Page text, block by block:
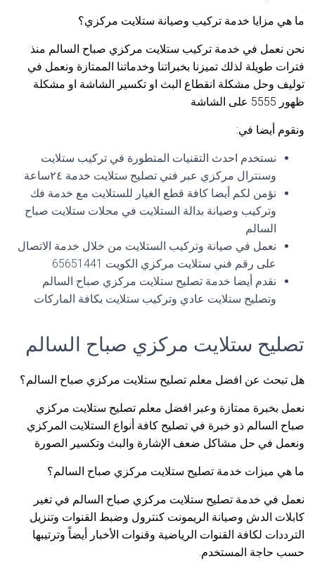
ما هي مزايا خدمة تركيب وصيانة ستلايت مركزي؟
نحن نعمل في خدمة تركيب ستلايت مركزي صباح السالم منذ
فترات طويلة لذلك تميزنا بخبراتنا وخدماتنا الممتازة ونعمل في
توليف وحل مشكلة انقطاع البث او تكسير الشاشة او مشكلة
ظهور 5555 على الشاشة
ونقوم أيضا في:
نستخدم احدث التقنيات المتطورة في تركيب ستلايت
وسنترال مركزي عبر فني تصليح ستلايت خدمة ٢٤ساعة
نؤمن لكم أيضا كافة قطع الغيار للستلايت مع خدمة فك
وتركيب وصيانة بدالة الستلايت في محلات ستلايت صباح
السالم
نعمل في صيانة وتركيب الستلايت من خلال خدمة الاتصال
على رقم فني ستلايت مركزي الكويت 65651441
نقدم أيضا خدمة تصليح ستلايت مركزي صباح السالم
وتصليح ستلايت عادي وتركيب ستلايت بكافة الماركات
تصليح ستلايت مركزي صباح السالم
هل تبحث عن افضل معلم تصليح ستلايت مركزي صباح السالم؟
نعمل بخبرة ممتازة وعبر افضل معلم تصليح ستلايت مركزي
صباح السالم ذو خبرة في تصليح كافة أنواع الستلايت المركزي
ونعمل في حل مشاكل ضعف الإشارة والبث وتكسير الصورة
ما هي ميزات خدمة تصليح ستلايت مركزي صباح السالم؟
نعمل في خدمة تصليح ستلايت مركزي صباح السالم في تغير
كابلات الدش وصيانة الريمونت كنترول وضبط القنوات وتنزيل
الترددات لكافة القنوات الرياضية وقنوات الأخبار أيضاً وترتيبها
حسب حاجة المستخدم.